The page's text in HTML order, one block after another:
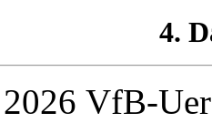
4.
VfB-